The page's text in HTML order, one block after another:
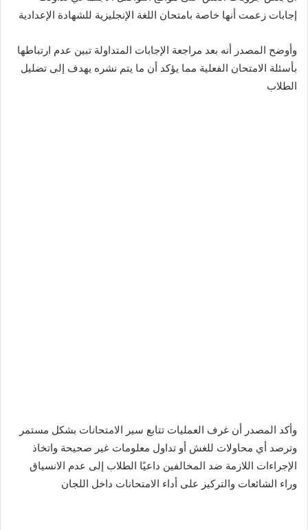
إجابات زعمت أنها خاصة بامتحان اللغة الإنجليزية للشهادة الإعدادية
وأوضح المصدر أنه بعد مراجعة الإجابات المتداولة تبين عدم ارتباطها
بأسئلة الامتحان الفعلية مما يؤكد أن ما يتم نشره يهدف إلى تضليل
الطلاب
وأكد المصدر أن غرف العمليات تتابع سير الامتحانات بشكل مستمر
وترصد أي محاولات للغش أو تداول معلومات غير صحيحة واتخاذ
الإجراءات اللازمة ضد المخالفين داعيًا الطلاب إلى عدم الانسياق
وراء الشائعات والتركيز على أداء الامتحانات داخل اللجان